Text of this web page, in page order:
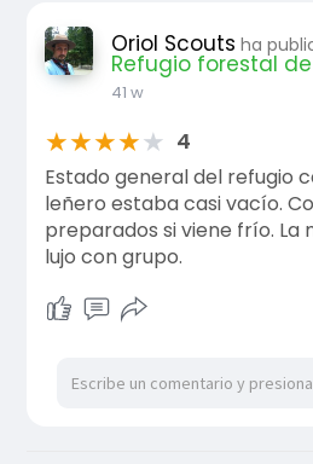
Oriol Scouts ha
Refugio forestal
41 w
★★★★★ 4
Estado general del refugio
leñero estaba casi vacío.
preparados si viene frío. La
lujo con grupo.